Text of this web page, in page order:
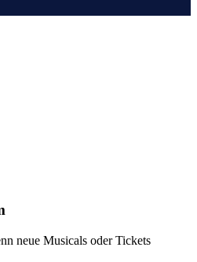
neue Musicals oder Tickets